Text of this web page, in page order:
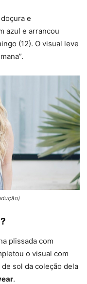
e
azul e arrancou
(12). O visual leve
plissada com
o visual com
sol da coleção dela
.